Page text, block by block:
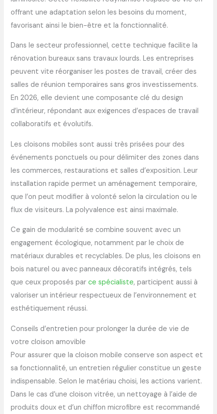
offrant une adaptation selon les besoins du moment,
favorisant ainsi le bien-être et la fonctionnalité.
Dans le secteur professionnel, cette technique facilite la
rénovation bureaux sans travaux lourds. Les entreprises
peuvent vite réorganiser les postes de travail, créer des
salles de réunion temporaires sans gros investissements.
En 2026, elle devient une composante clé du design
d’intérieur, répondant aux exigences d’espaces de travail
collaboratifs et évolutifs.
Les cloisons mobiles sont aussi très prisées pour des
événements ponctuels ou pour délimiter des zones dans
les commerces, restaurations et salles d’exposition. Leur
installation rapide permet un aménagement temporaire,
que l’on peut modifier à volonté selon la circulation ou le
flux de visiteurs. La polyvalence est ainsi maximale.
Ce gain de modularité se combine souvent avec un
engagement écologique, notamment par le choix de
matériaux durables et recyclables. De plus, les cloisons en
bois naturel ou avec panneaux décoratifs intégrés, tels
que ceux proposés parce spécialiste, participent aussi à
valoriser un intérieur respectueux de l’environnement et
esthétiquement réussi.
Conseils d’entretien pour prolonger la durée de vie de
votre cloison amovible
Pour assurer que la cloison mobile conserve son aspect et
sa fonctionnalité, un entretien régulier constitue un geste
indispensable. Selon le matériau choisi, les actions varient.
Dans le cas d’une cloison vitrée, un nettoyage à l’aide de
produits doux et d’un chiffon microfibre est recommandé